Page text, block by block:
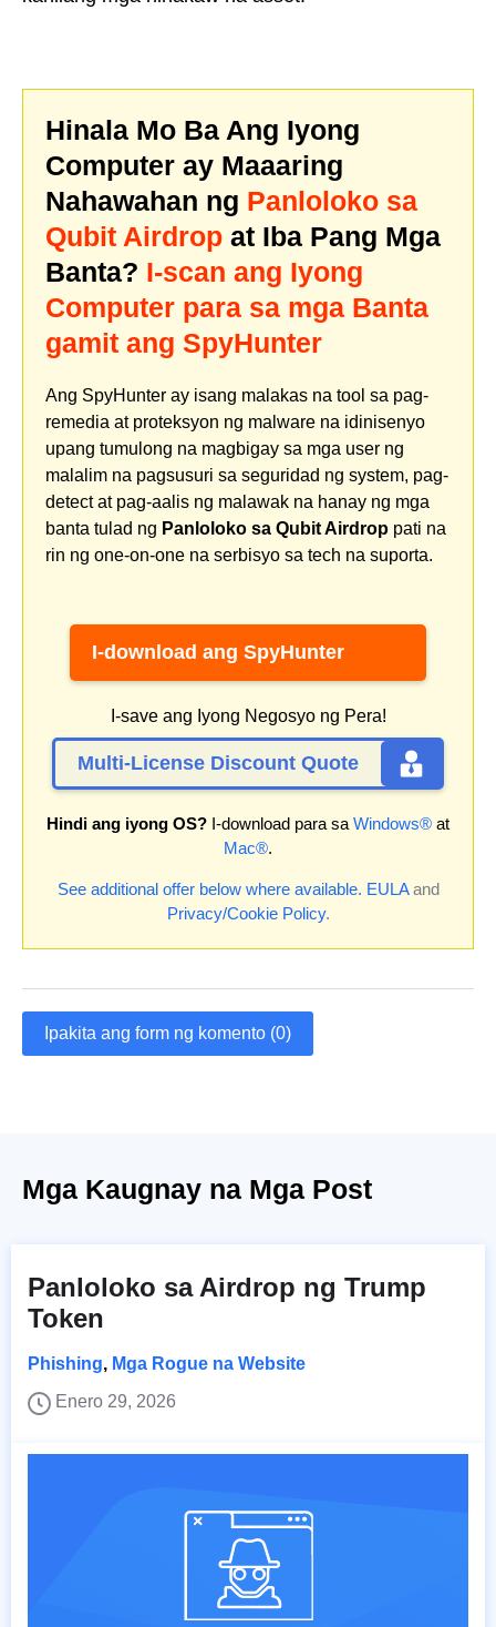
Hinala Mo Ba Ang Iyong
Computer ay Maaaring
Nahawahan ng Panloloko sa
Qubit Airdrop at Iba Pang Mga
Banta? I-scan ang Iyong
Computer para sa mga Banta
gamit ang SpyHunter
Ang SpyHunter ay isang malakas na tool sa pag-
remedia at proteksyon ng malware na idinisenyo
upang tumulong na magbigay sa mga user ng
malalim na pagsusuri sa seguridad ng system, pag-
detect at pag-aalis ng malawak na hanay ng mga
banta tulad ng Panloloko sa Qubit Airdrop pati na
rin ng one-on-one na serbisyo sa tech na suporta.
I-download ang SpyHunter
I-save ang Iyong Negosyo ng Pera!
Multi-License Discount Quote
Hindi ang iyong OS? I-download para sa Windows® at
Mac®.
See additional offer below where available. EULAand
Privacy/Cookie Policy.
Ipakita ang form ng komento (0)
Mga Kaugnay na Mga Post
Panloloko sa Airdrop ng Trump
Token
Phishing, Mga Rogue na Website
Enero 29, 2026